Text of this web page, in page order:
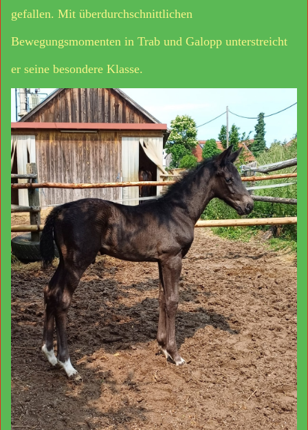
gefallen. Mit überdurchschnittlichen
Bewegungsmomenten in Trab und Galopp unterstreicht
er seine besondere Klasse.